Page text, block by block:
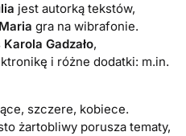
jest autorką tekstów,
Maria gra na wibrafonie.
Karola Gadzało,
i różne dodatki: m.in.
szczere, kobiece.
żartobliwy porusza tematy,